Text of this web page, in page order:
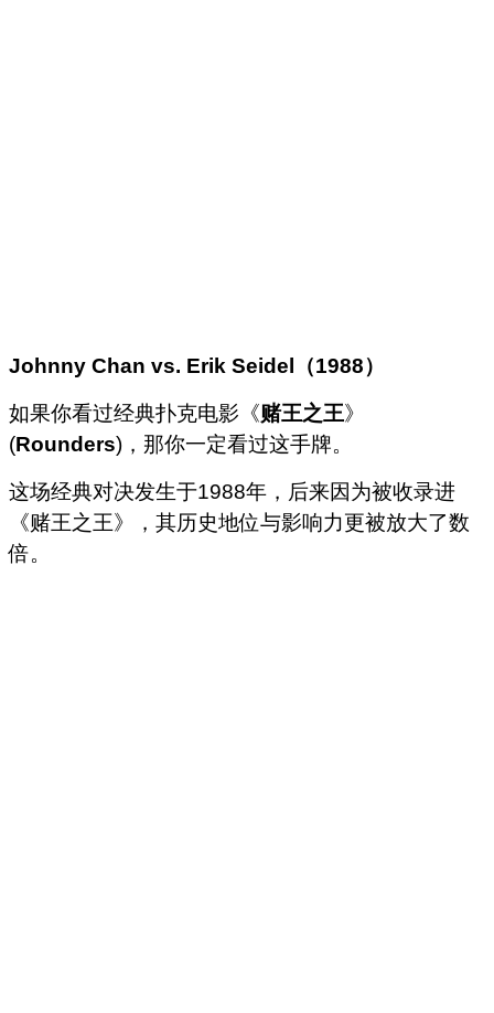
Johnny Chan vs. Erik Seidel （1988）
如果你看过经典扑克电影《赌王之王》
(Rounders)，那你一定看过这手牌。
这场经典对决发生于1988年，后来因为被收录进
《赌王之王》，其历史地位与影响力更被放大了数
倍。